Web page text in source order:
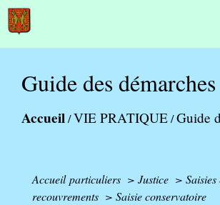
Guide des démarches
Accueil/VIE PRATIQUE/Guide
Accueil particuliers > Justice > Saisies
recouvrements > Saisie conservatoire